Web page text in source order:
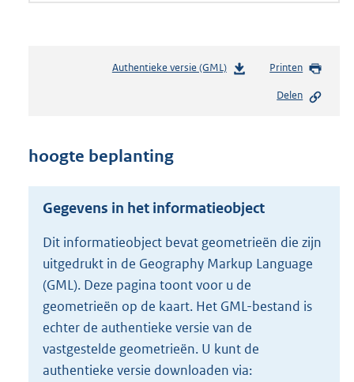
Authentieke versie (GML)b
s
r
o
t
t
e
6
K
b
Printen
Delen
hoogte beplanting
Gegevens in het informatieobject
Dit informatieobject bevat geometrieën die zijn
uitgedrukt in de Geography Markup Language
(GML). Deze pagina toont voor u de
geometrieën op de kaart. Het GML-bestand is
echter de authentieke versie van de
vastgestelde geometrieën. U kunt de
authentieke versie downloaden via: